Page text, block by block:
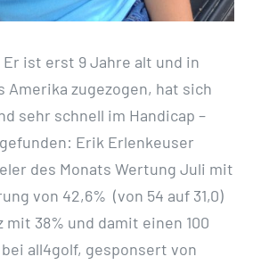
ist erst 9 Jahre alt und in
Amerika zugezogen, hat sich
sehr schnell im Handicap –
Erik Erlenkeuser
des Monats Wertung Juli mit
von 42,6% (von 54 auf 31,0)
mit 38% und damit einen 100
all4golf, gesponsert von